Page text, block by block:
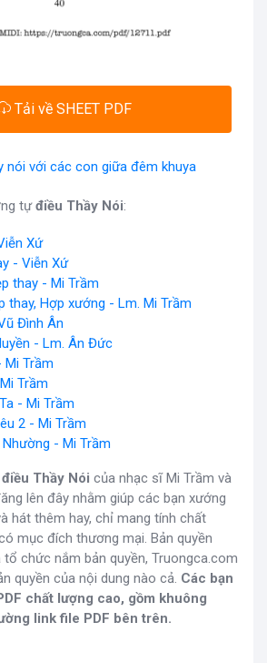
Tải về SHEET PDF
nói với các con giữa đêm khuya
tựđiều Thầy Nói:
Xứ
- Viễn Xứ
thay - Mi Trầm
thay, Hợp xướng - Lm. Mi Trầm
Đình Ân
- Lm. Ân Đức
Mi Trầm
Trầm
- Mi Trầm
2 - Mi Trầm
- Mi Trầm
điều Thầy Nói của nhạc sĩ Mi Trầm và
lên đây nhằm giúp các bạn xướng
hát thêm hay, chỉ mang tính chất
mục đích thương mại. Bản quyền
chức nắm bản quyền, Truongca.com
quyền của nội dung nào cả. Các bạn
chất lượng cao, gồm khuông
link file PDF bên trên.